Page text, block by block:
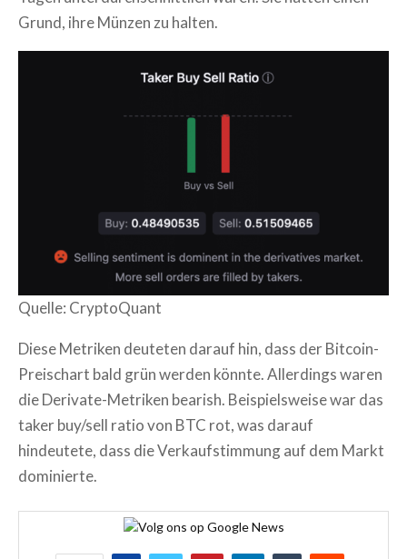
Grund, ihre Münzen zu halten.
Quelle: CryptoQuant
Diese Metriken deuteten darauf hin, dass der Bitcoin-
Preischart bald grün werden könnte. Allerdings waren
die Derivate-Metriken bearish. Beispielsweise war das
taker buy/sell ratio von BTC rot, was darauf
hindeutete, dass die Verkaufstimmung auf dem Markt
dominierte.